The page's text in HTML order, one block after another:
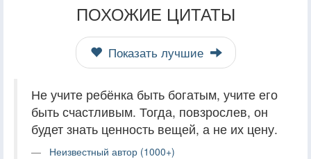
ПОХОЖИЕ ЦИТАТЫ
Показать лучшие
Не учите ребёнка быть богатым, учите его
быть счастливым. Тогда, повзрослев, он
будет знать ценность вещей, а не их цену.
Неизвестный автор (1000+)